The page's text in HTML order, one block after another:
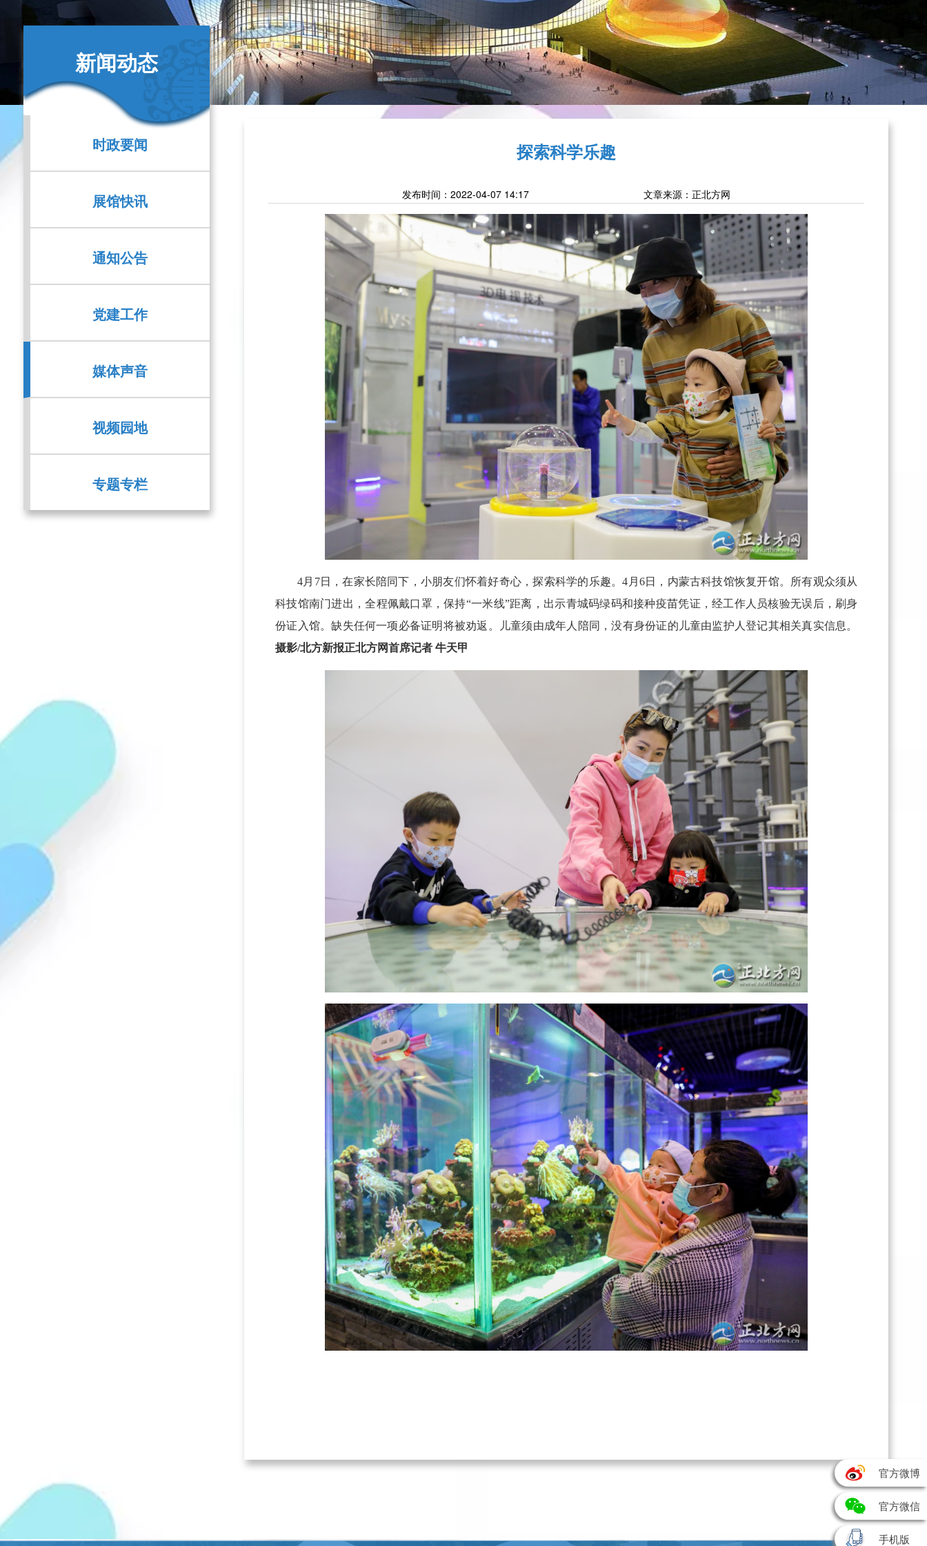
官方微博
官方微信
手机版
新闻动态
时政要闻
展馆快讯
通知公告
党建工作
媒体声音
视频园地
专题专栏
探索科学乐趣
发布时间：2022-04-07 14:17 文章来源：正北方网
4月7日，在家长陪同下，小朋友们怀着好奇心，探索科学的乐趣。4月6日，内蒙古科技馆恢复开馆。所有观众须从
科技馆南门进出，全程佩戴口罩，保持“一米线”距离，出示青城码绿码和接种疫苗凭证，经工作人员核验无误后，刷身
份证入馆。缺失任何一项必备证明将被劝返。儿童须由成年人陪同，没有身份证的儿童由监护人登记其相关真实信息。
摄影/北方新报正北方网首席记者 牛天甲